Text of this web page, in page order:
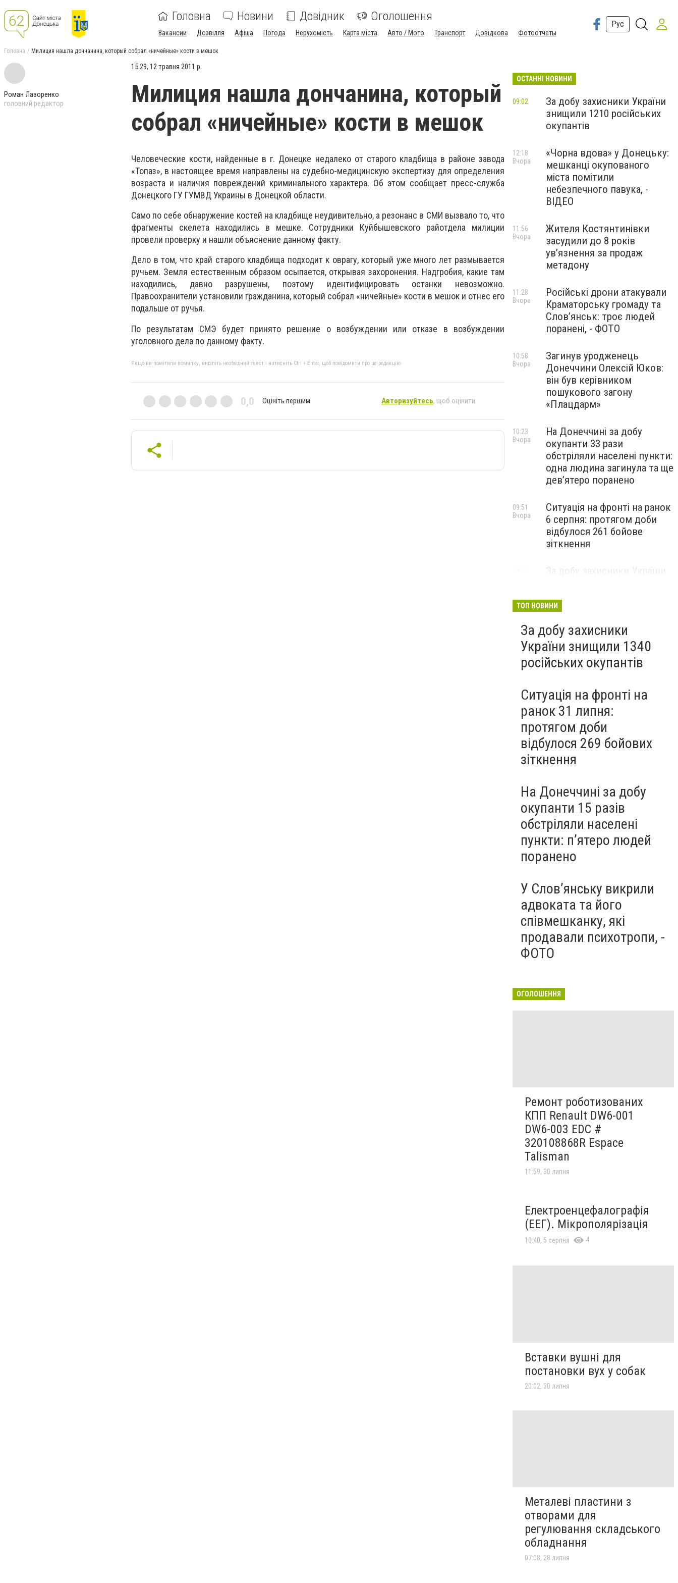
Головна Новини Довідник Оголошення
Вакансии Дозвілля Афіша Погода Нерухомість Карта міста Авто / Мото Транспорт Довідкова Фотоотчеты
Рус
Головна Милиция нашла дончанина, который собрал «ничейные» кости в мешок
Роман Лазоренко
головний редактор
15:29, 12 травня 2011 р.
Милиция нашла дончанина, который
собрал «ничейные» кости в мешок
Человеческие кости, найденные в г. Донецке недалеко от старого кладбища в районе завода
«Топаз», в настоящее время направлены на судебно-медицинскую экспертизу для определения
возраста и наличия повреждений криминального характера. Об этом сообщает пресс-служба
Донецкого ГУ ГУМВД Украины в Донецкой области.
Само по себе обнаружение костей на кладбище неудивительно, а резонанс в СМИ вызвало то, что
фрагменты скелета находились в мешке. Сотрудники Куйбышевского райотдела милиции
провели проверку и нашли объяснение данному факту.
Дело в том, что край старого кладбища подходит к оврагу, который уже много лет размывается
ручьем. Земля естественным образом осыпается, открывая захоронения. Надгробия, какие там
находились, давно разрушены, поэтому идентифицировать останки невозможно.
Правоохранители установили гражданина, который собрал «ничейные» кости в мешок и отнес его
подальше от ручья.
По результатам СМЭ будет принято решение о возбуждении или отказе в возбуждении
уголовного дела по данному факту.
Якщо ви помітили помилку, виділіть необхідний текст і натисніть Ctrl + Enter, щоб повідомити про це редакцію
0,0 Оцініть першим Авторизуйтесь, щоб оцінити
ОСТАННІ НОВИНИ
За добу захисники України
знищили 1210 російських
окупантів
09:02
«Чорна вдова» у Донецьку:
мешканці окупованого
міста помітили
небезпечного павука, -
ВІДЕО
12:18
Вчора
Жителя Костянтинівки
засудили до 8 років
ув’язнення за продаж
метадону
11:56
Вчора
Російські дрони атакували
Краматорську громаду та
Слов’янськ: троє людей
поранені, - ФОТО
11:28
Вчора
Загинув уродженець
Донеччини Олексій Юков:
він був керівником
пошукового загону
«Плацдарм»
10:58
Вчора
На Донеччині за добу
окупанти 33 рази
обстріляли населені пункти:
одна людина загинула та ще
девʼятеро поранено
10:23
Вчора
Ситуація на фронті на ранок
6 серпня: протягом доби
відбулося 261 бойове
зіткнення
09:51
Вчора
За добу захисники України
ТОП НОВИНИ
За добу захисники
України знищили 1340
російських окупантів
Ситуація на фронті на
ранок 31 липня:
протягом доби
відбулося 269 бойових
зіткнення
На Донеччині за добу
окупанти 15 разів
обстріляли населені
пункти: пʼятеро людей
поранено
У Слов’янську викрили
адвоката та його
співмешканку, які
продавали психотропи, -
ФОТО
ОГОЛОШЕННЯ
Ремонт роботизованих
КПП Renault DW6-001
DW6-003 EDC #
320108868R Espace
Talisman
11:59, 30 липня
Електроенцефалографія
(ЕЕГ). Мікрополярізація
10:40, 5 серпня 4
Вставки вушні для
постановки вух у собак
20:02, 30 липня
Металеві пластини з
отворами для
регулювання складського
обладнання
07:08, 28 липня